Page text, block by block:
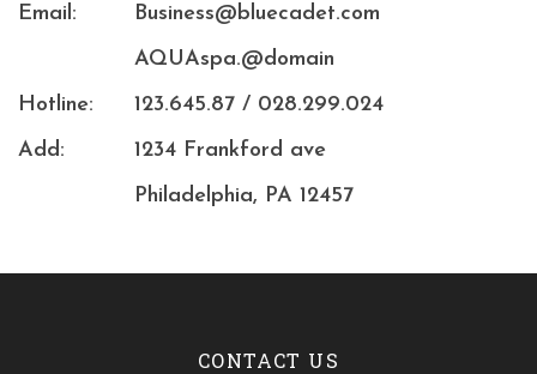
Email:
Business@bluecadet.com
AQUAspa.@domain
Hotline:
123.645.87 / 028.299.024
Add:
1234 Frankford ave
Philadelphia, PA 12457
CONTACT US